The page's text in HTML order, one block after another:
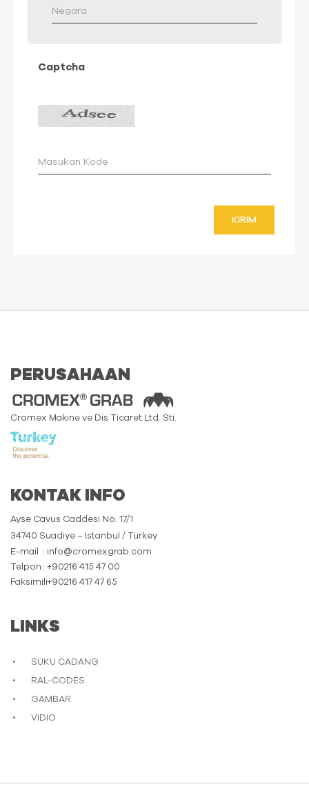
Captcha
KIRIM
PERUSAHAAN
Cromex Makine ve Dis Ticaret Ltd. Sti.
KONTAK INFO
Ayse Cavus Caddesi No: 17/1
34740 Suadiye – Istanbul / Turkey
E-mail
: info@cromexgrab.com
Telpon : +90216 415 47 00
Faksimili: +90216 417 47 65
LINKS
SUKU CADANG
RAL-CODES
GAMBAR
VIDIO